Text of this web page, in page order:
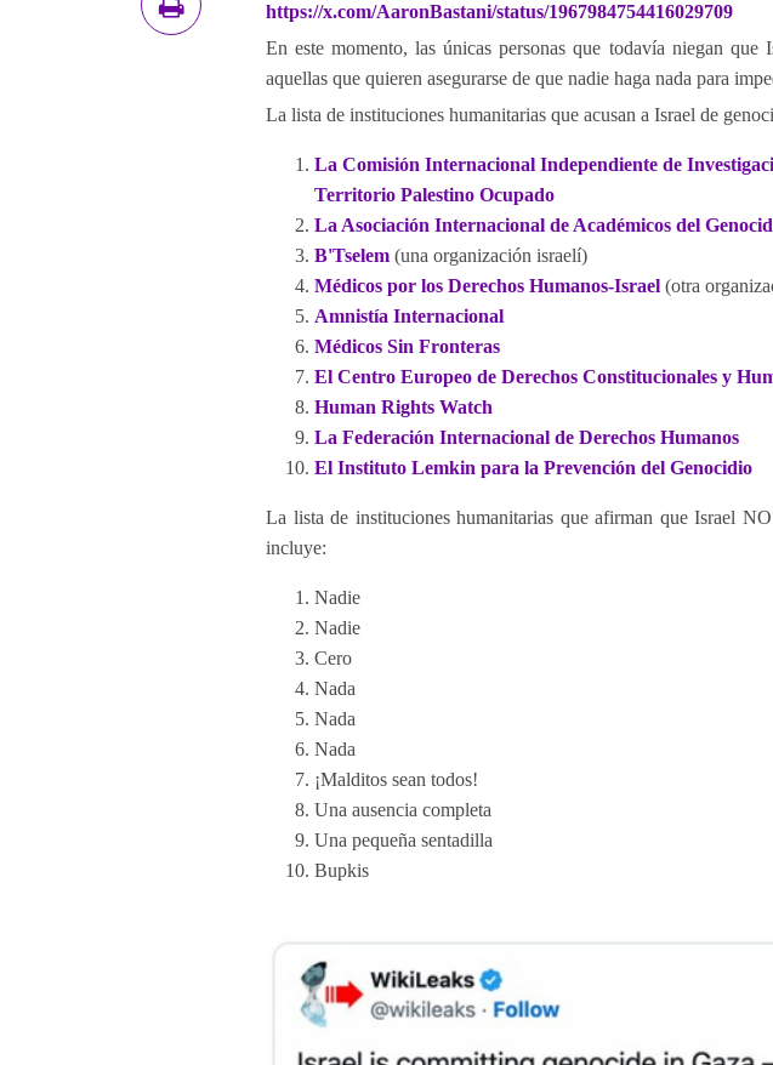
https://x.com/AaronBastani/status/1967984754416029709
En este momento, las únicas personas que todavía niegan que
aquellas que quieren asegurarse de que nadie haga nada para
La lista de instituciones humanitarias que acusan a Israel de
La Comisión Internacional Independiente de
Territorio Palestino Ocupado
La Asociación Internacional de Académicos del
B'Tselem (una organización israelí)
Médicos por los Derechos Humanos-Israel (otra
Amnistía Internacional
Médicos Sin Fronteras
El Centro Europeo de Derechos Constitucionales y
Human Rights Watch
La Federación Internacional de Derechos Humanos
El Instituto Lemkin para la Prevención del Genocidio
La lista de instituciones humanitarias que afirman que Israel
incluye:
Nadie
Nadie
Cero
Nada
Nada
Nada
¡Malditos sean todos!
Una ausencia completa
Una pequeña sentadilla
Bupkis